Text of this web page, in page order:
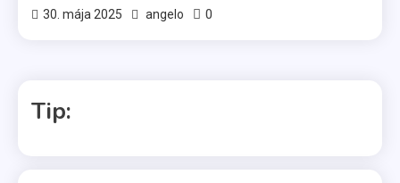
30. mája 2025 angelo 0
Tip: